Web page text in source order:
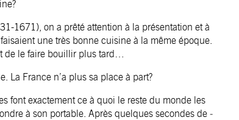
1671), on a prêté attention à la présentation et à
une très bonne cuisine à la même époque.
de le faire bouillir plus tard…
La France n’a plus sa place à part?
font exactement ce à quoi le reste du monde les
à son portable. Après quelques secondes de